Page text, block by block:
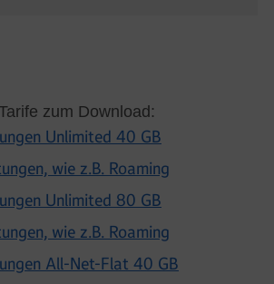
zum Download:
Unlimited 40 GB
wie z.B. Roaming
Unlimited 80 GB
wie z.B. Roaming
All-Net-Flat 40 GB